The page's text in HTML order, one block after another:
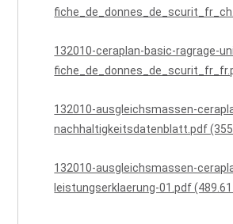
132010-ceraplan-basic-ragrage-
132010-ausgleichsmassen-
nachhaltigkeitsdatenblatt.pdf
132010-ausgleichsmassen-
leistungserklaerung-01.pdf (489.61